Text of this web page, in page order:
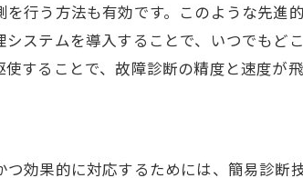
行う方法も有効です。このような先
ステムを導入することで、いつでも
することで、故障診断の精度と速度が飛
効果的に対応するためには、簡易診